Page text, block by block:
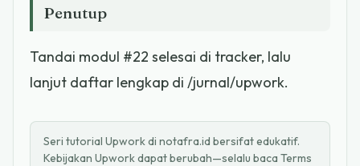
Penutup
Tandai modul #22 selesai di tracker, lalu
lanjut daftar lengkap di /jurnal/upwork.
Seri tutorial Upwork di notafra.id bersifat edukatif.
Kebijakan Upwork dapat berubah—selalu baca Terms